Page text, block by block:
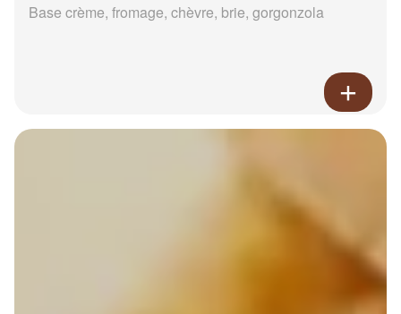
Base crème, fromage, chèvre, brie, gorgonzola